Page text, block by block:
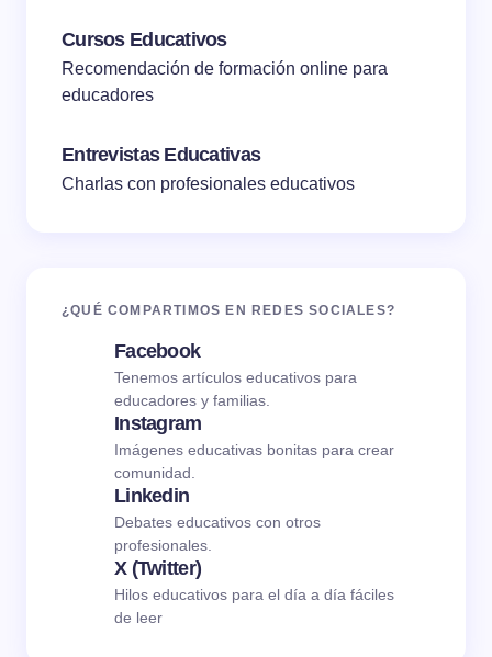
Cursos Educativos
Recomendación de formación online para
educadores
Entrevistas Educativas
Charlas con profesionales educativos
¿QUÉ COMPARTIMOS EN REDES SOCIALES?
Facebook
Tenemos artículos educativos para
educadores y familias.
Instagram
Imágenes educativas bonitas para crear
comunidad.
Linkedin
Debates educativos con otros
profesionales.
X (Twitter)
Hilos educativos para el día a día fáciles
de leer